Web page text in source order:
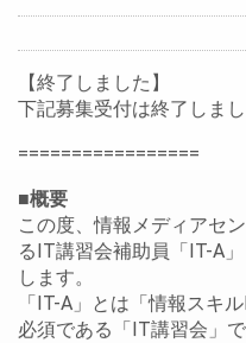
ス
【終了しました】
下記募集受付は終了しまし
=================
■概要
この度、情報メディアセ
るIT講習会補助員「IT-A
します。
「IT-A」とは「情報スキ
必須である「IT講習会」